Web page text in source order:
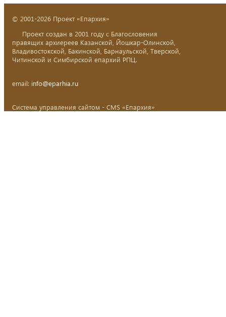
© 2001-2026 Проект «Епархия»
Проект создан в 2001 году с Благословения
правящих архиереев Казанской, Йошкар-Олинской,
Владивостокской, Бакинской, Барнаульской, Тверской,
Читинской и Симбирской епархий РПЦ.
email: info@eparhia.ru
Система управления сайтом - CMS «Епархия»